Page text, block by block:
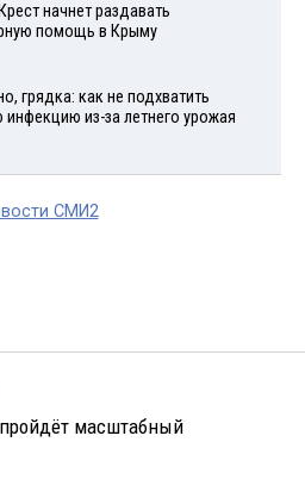
начнет раздавать
помощь в Крыму
грядка: как не подхватить
из-за летнего урожая
СМИ2
масштабный